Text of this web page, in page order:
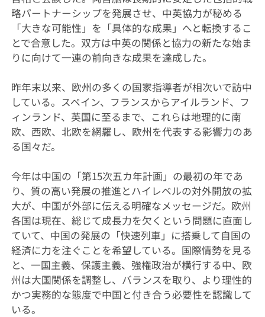
略パートナーシップを発展させ、中英協力が秘める
「大きな可能性」を「具体的な成果」へと転換するこ
とで合意した。双方は中英の関係と協力の新たな始ま
りに向けて一連の前向きな成果を達成した。
昨年末以来、欧州の多くの国家指導者が相次いで訪中
している。スペイン、フランスからアイルランド、フ
ィンランド、英国に至るまで、これらは地理的に南
欧、西欧、北欧を網羅し、欧州を代表する影響力のあ
る国々だ。
今年は中国の「第15次五カ年計画」の最初の年であ
り、質の高い発展の推進とハイレベルの対外開放の拡
大が、中国が外部に伝える明確なメッセージだ。欧州
各国は現在、総じて成長力を欠くという問題に直面し
ていて、中国の発展の「快速列車」に搭乗して自国の
経済に力を注ぐことを希望している。国際情勢を見る
と、一国主義、保護主義、強権政治が横行する中、欧
州は大国関係を調整し、バランスを取り、より理性的
かつ実務的な態度で中国と付き合う必要性を認識して
いる。